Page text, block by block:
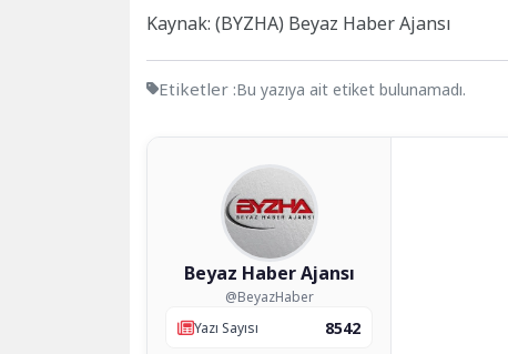
Kaynak: (BYZHA) Beyaz Haber Ajansı
Etiketler :Bu yazıya ait etiket bulunamadı.
Beyaz Haber Ajansı
@BeyazHaber
Yazı Sayısı
8542